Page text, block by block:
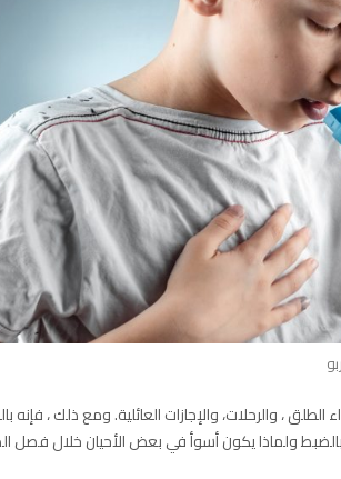
، والرحلات، والإجازات العائلية. ومع ذلك ، فإنه
بالضبط ولماذا يكون أسوأ في بعض الأحيان خلال فصل